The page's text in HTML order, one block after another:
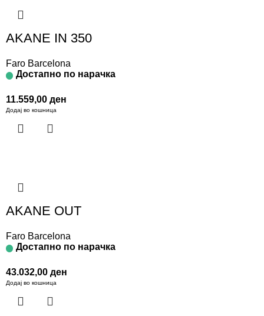
AKANE IN 350
Faro Barcelona
Достапно по нарачка
11.559,00 ден
Додај во кошница
AKANE OUT
Faro Barcelona
Достапно по нарачка
43.032,00 ден
Додај во кошница